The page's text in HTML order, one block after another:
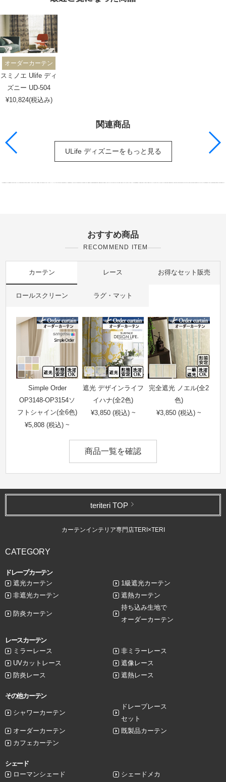
関連商品
ULife ディズニーをもっと見る
オーダーカーテン
スミノエ Ulife ディ
ズニー UD-504
¥10,824(税込み)
おすすめ商品
RECOMMEND ITEM
カーテン レース お得なセット販売
ロールスクリーン ラグ・マット
Simple Order
OP3148-OP3154ソ
フトシャイン(全6色)
¥5,808 (税込) ~
遮光 デザインライフ
イハナ(全2色)
¥3,850 (税込) ~
完全遮光 ノエル(全2
色)
¥3,850 (税込) ~
商品一覧を確認
teriteri TOP
カーテンインテリア専門店TERI×TERI
CATEGORY
ドレープカーテン
遮光カーテン
1級遮光カーテン
非遮光カーテン
遮熱カーテン
防炎カーテン
持ち込み生地で
オーダーカーテン
レースカーテン
ミラーレース
非ミラーレース
UVカットレース
遮像レース
防炎レース
遮熱レース
その他カーテン
シャワーカーテン
ドレープレース
セット
オーダーカーテン
既製品カーテン
カフェカーテン
シェード
ローマンシェード
シェードメカ